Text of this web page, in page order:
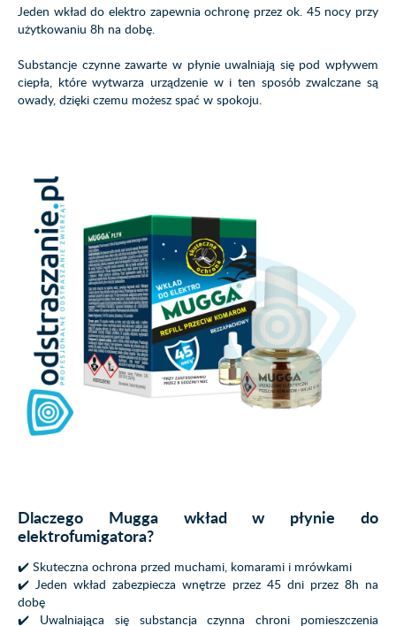
Jeden wkład do elektro zapewnia ochronę przez ok. 45 nocy przy
użytkowaniu 8h na dobę.
Substancje czynne zawarte w płynie uwalniają się pod wpływem
ciepła, które wytwarza urządzenie w i ten sposób zwalczane są
owady, dzięki czemu możesz spać w spokoju.
Dlaczego Mugga wkład w płynie do
elektrofumigatora?
✔️ Skuteczna ochrona przed muchami, komarami i mrówkami
✔️ Jeden wkład zabezpiecza wnętrze przez 45 dni przez 8h na
dobę
✔️ Uwalniająca się substancja czynna chroni pomieszczenia